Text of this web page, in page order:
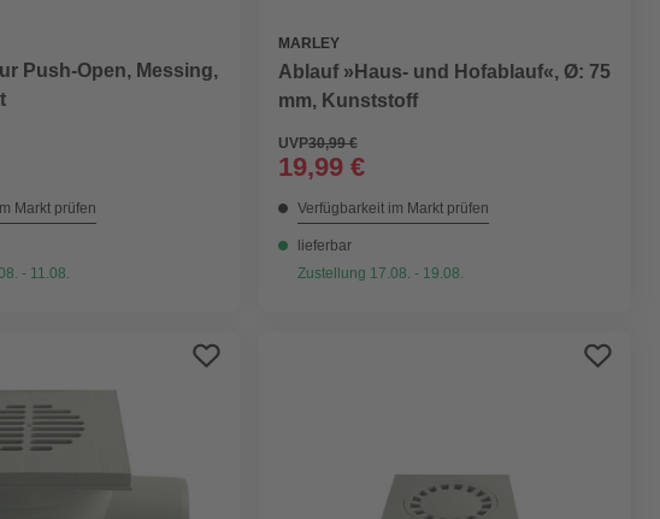
Push-Open, Messing,
Markt prüfen
- 11.08.
MARLEY
Ablauf »Haus- und Hofablauf«, Ø: 75
mm, Kunststoff
UVP30,99 €
19,99 €
Verfügbarkeit im Markt prüfen
lieferbar
Zustellung 17.08. - 19.08.